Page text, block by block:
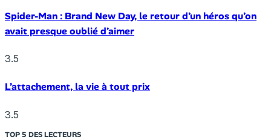
Spider-Man : Brand New Day, le retour d’un héros qu’on
avait presque oublié d’aimer
3.5
L’attachement, la vie à tout prix
3.5
TOP 5 DES LECTEURS